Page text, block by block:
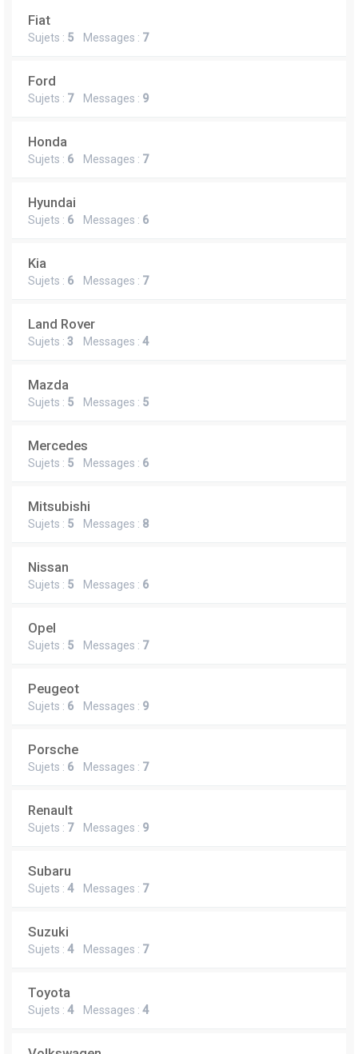
Fiat
Sujets : 5 Messages : 7
Ford
Sujets : 7Messages : 9
Honda
Sujets : 6 Messages : 7
Hyundai
Sujets : 6 Messages : 6
Kia
Sujets : 6 Messages : 7
Land Rover
Sujets : 3 Messages : 4
Mazda
Sujets : 5 Messages : 5
Mercedes
Sujets : 5 Messages : 6
Mitsubishi
Sujets : 5 Messages : 8
Nissan
Sujets : 5 Messages : 6
Opel
Sujets : 5 Messages : 7
Peugeot
Sujets : 6 Messages : 9
Porsche
Sujets : 6 Messages : 7
Renault
Sujets : 7Messages : 9
Subaru
Sujets : 4Messages : 7
Suzuki
Sujets : 4Messages : 7
Toyota
Sujets : 4Messages : 4